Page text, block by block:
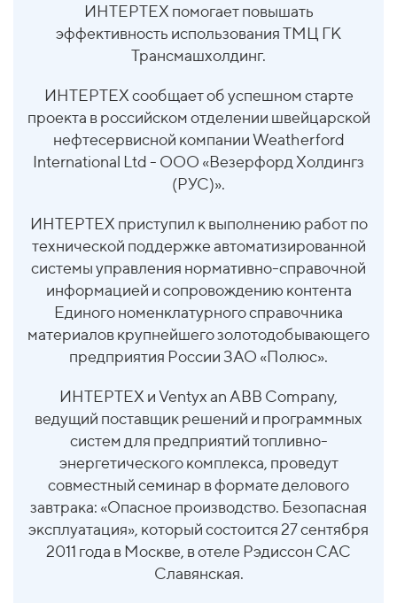
ИНТЕРТЕХ помогает повышать
эффективность использования ТМЦ ГК
Трансмашхолдинг.
ИНТЕРТЕХ сообщает об успешном старте
проекта в российском отделении швейцарской
нефтесервисной компании Weatherford
International Ltd - ООО «Везерфорд Холдингз
(РУС)».
ИНТЕРТЕХ приступил к выполнению работ по
технической поддержке автоматизированной
системы управления нормативно-справочной
информацией и сопровождению контента
Единого номенклатурного справочника
материалов крупнейшего золотодобывающего
предприятия России ЗАО «Полюс».
ИНТЕРТЕХ и Ventyx an ABB Company,
ведущий поставщик решений и программных
систем для предприятий топливно-
энергетического комплекса, проведут
совместный семинар в формате делового
завтрака: «Опасное производство. Безопасная
эксплуатация», который состоится 27 сентября
2011 года в Москве, в отеле Рэдиссон САС
Славянская.